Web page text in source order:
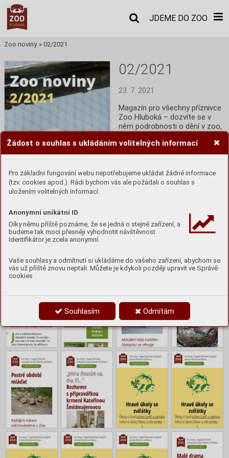
Žádost o souhlas s ukládáním volitelných informací
Pro základní fungování webu nepotřebujeme ukládat žádné informace
(tzv. cookies apod.). Rádi bychom vás ale požádali o souhlas s
uložením volitelných informací:
Anonymní unikátní ID
Díky němu příště poznáme, že se jedná o stejné zařízení, a
budeme tak moci přesněji vyhodnotit návštěvnost.
Identifikátor je zcela anonymní.
Vaše souhlasy a odmítnutí si ukládáme do vašeho zařízení, abychom se
vás už příště znovu neptali. Můžete je kdykoli později upravit ve Správě
cookies
Souhlasím Odmítám
JDEME DO ZOO
Zoo noviny » 02/2021
02/2021
23. 7. 2021
Magazín pro všechny příznivce
Zoo Hluboká – dozvíte se v
něm podrobnosti o dění v zoo,
zvířatech i ochraně přírody.
Původní verze Zoo novin
příloha Robinsona a byla
určena především k šíření v